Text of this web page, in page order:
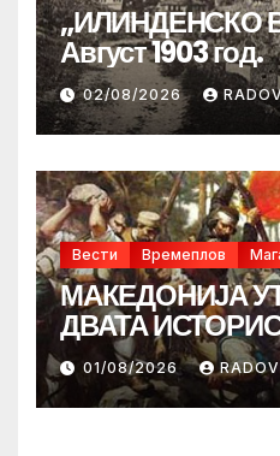
„ИЛИНДЕНСКО
Август 1903 год.
02/08/2026
Вести Времеплов
МАКЕДОНИЈА
ДВАТА
ИЛИНДЕНА!
01/08/2026